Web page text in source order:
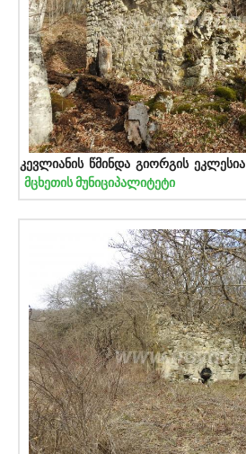
კევლიანის წმინდა გიორგის ეკლესია
მცხეთის მუნიციპალიტეტი